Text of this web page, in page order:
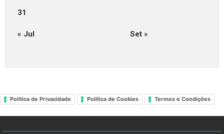
31
« Jul Set »
Política de Privacidade Política de Cookies Termos e Condições